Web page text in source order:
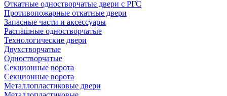
Откатные одностворчатые двери с РГС
Противопожарные откатные двери
Запасные части и аксессуары
Распашные одностворчатые
Технологические двери
Двухстворчатые
Одностворчатые
Секционные ворота
Секционные ворота
Металлопластиковые двери